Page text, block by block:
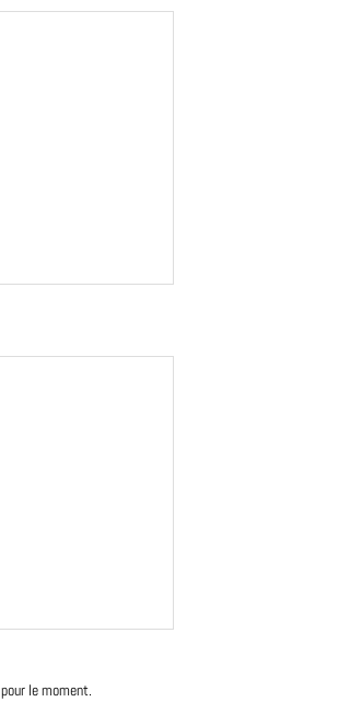
le moment.